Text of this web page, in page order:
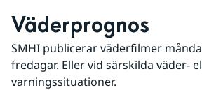
Väderprognos
SMHI publicerar väderfilmer
fredagar. Eller vid särskilda väder-
varningssituationer.